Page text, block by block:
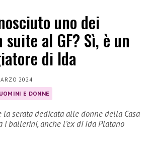
uno dei
al GF? Sì, è un
di Ida
2024
UOMINI E DONNE
serata dedicata alle donne della Casa
i ballerini, anche l’ex di Ida Platano